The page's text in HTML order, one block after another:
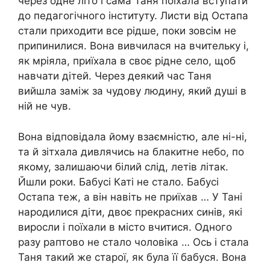
до педагогічного інституту. Листи від Остапа
стали приходити все рідше, поки зовсім не
припинилися. Вона вивчилася на вчительку і,
як мріяла, приїхала в своє рідне село, щоб
навчати дітей. Через деякий час Таня
вийшла заміж за чудову людину, який душі в
ній не чув.
Вона відповідала йому взаємністю, але ні-ні,
та й зітхала дивлячись на блакитне небо, по
якому, залишаючи білий слід, летів літак.
Йшли роки. Бабусі Каті не стало. Бабусі
Остапа теж, а він навіть не приїхав … У Тані
народилися діти, двоє прекрасних синів, які
виросли і поїхали в місто вчитися. Одного
разу раптово не стало чоловіка … Ось і стала
Таня такий же старої, як була її бабуся. Вона